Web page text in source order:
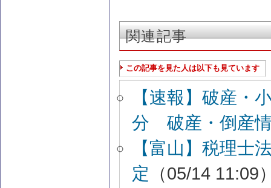
関連記事
この記事を見た人は以下も見ています
【速報】破産
分 破産・倒産
【富山】税理士
定 （05/14 11:09